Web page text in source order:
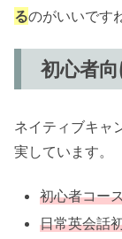
るのがいいです
初心者
ネイティブキャ
実しています。
初心者コー
日常英会話